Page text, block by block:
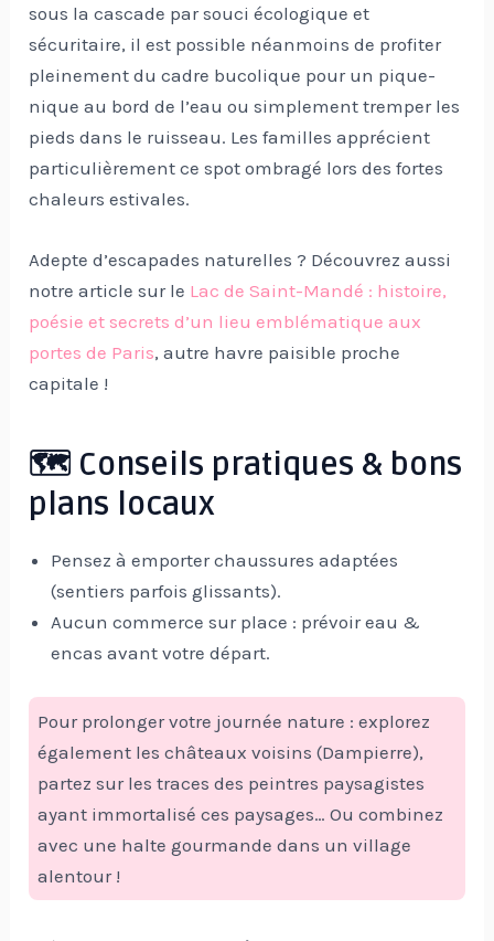
sous la cascade par souci écologique et
sécuritaire, il est possible néanmoins de profiter
pleinement du cadre bucolique pour un pique-
nique au bord de l’eau ou simplement tremper les
pieds dans le ruisseau. Les familles apprécient
particulièrement ce spot ombragé lors des fortes
chaleurs estivales.
Adepte d’escapades naturelles ? Découvrez aussi
notre article sur le Lac de Saint-Mandé : histoire,
poésie et secrets d’un lieu emblématique aux
portes de Paris, autre havre paisible proche
capitale !
🗺️ Conseils pratiques & bons
plans locaux
Pensez à emporter chaussures adaptées
(sentiers parfois glissants).
Aucun commerce sur place : prévoir eau &
encas avant votre départ.
Pour prolonger votre journée nature : explorez
également les châteaux voisins (Dampierre),
partez sur les traces des peintres paysagistes
ayant immortalisé ces paysages… Ou combinez
avec une halte gourmande dans un village
alentour !